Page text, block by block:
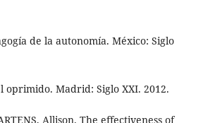
de la autonomía. México: Siglo
oprimido. Madrid: Siglo XXI. 2012.
Allison. The effectiveness of